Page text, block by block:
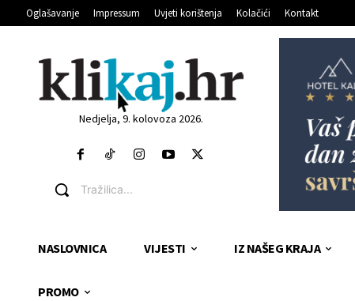
Oglašavanje Impressum Uvjeti korištenja Kolačići Kontakt
Nedjelja, 9. kolovoza 2026.
Tražilica...
NASLOVNICA VIJESTI IZ NAŠEG KRAJA
PROMO